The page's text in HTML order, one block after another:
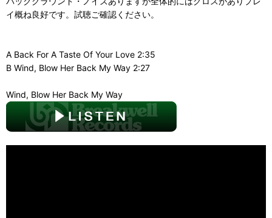
イ概ね良好です。試聴ご確認ください。
A Back For A Taste Of Your Love 2:35
B Wind, Blow Her Back My Way 2:27
Wind, Blow Her Back My Way